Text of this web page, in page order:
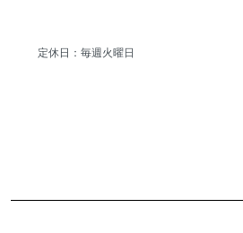
定休日：毎週火曜日